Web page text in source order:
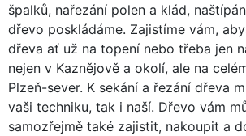
špalků, nařezání polen a klád,
dřevo poskládáme. Zajistíme vám,
dřeva ať už na topení nebo třeba jen
nejen v Kaznějově a okolí, ale na
Plzeň-sever. K sekání a řezání dřeva
vaši techniku, tak i naší. Dřevo vám
samozřejmě také zajistit, nakoupit a